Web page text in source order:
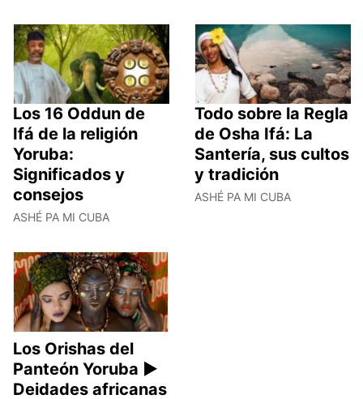
Los 16 Oddun de
Ifá de la religión
Yoruba:
Significados y
consejos
ASHÉ PA MI CUBA
Todo sobre la Regla
de Osha Ifá: La
Santería, sus cultos
y tradición
ASHÉ PA MI CUBA
Los Orishas del
Panteón Yoruba ►
Deidades africanas